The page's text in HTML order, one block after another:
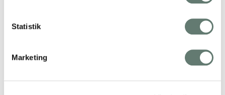
Statistik
Marketing